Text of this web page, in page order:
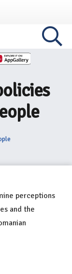
perceptions
and the